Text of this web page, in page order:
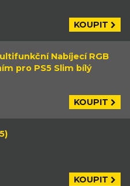
KOUPIT
Nabíjecí RGB
pro PS5 Slim bílý
KOUPIT
KOUPIT